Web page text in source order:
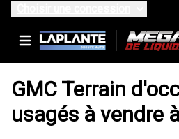
GMC Terrain
usagés à vendre